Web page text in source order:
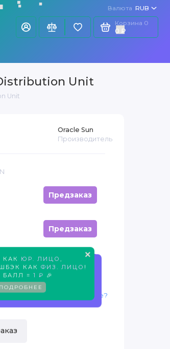
Валюта RUB
Корзина 0
0 ₽
Unit
Unit
×
КАК ЮР. ЛИЦО
КАК ФИЗ. ЛИЦО !
БАЛЛ = 1 ₽ 🎉
Oracle Sun
Производитель
Предзаказ
Предзаказ
Предзаказ
Нашли дешевле?